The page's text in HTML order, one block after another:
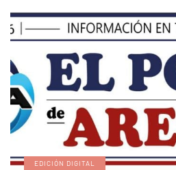
EDICIÓN DIGITAL